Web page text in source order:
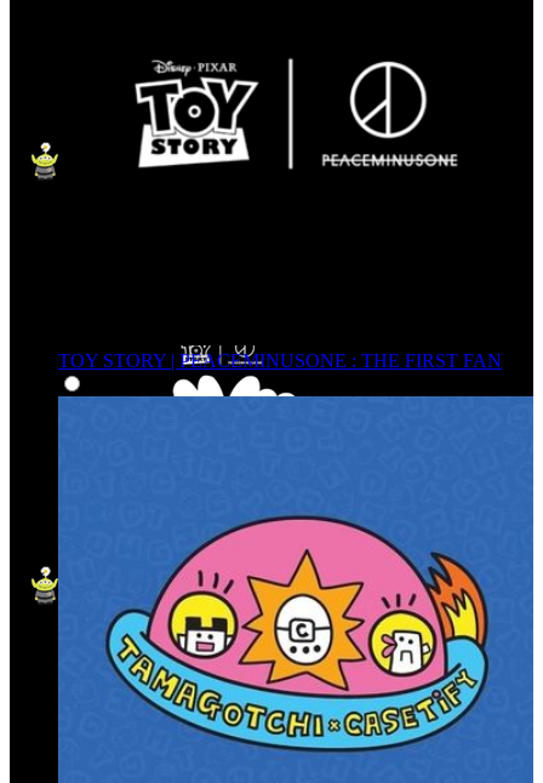
TOY STORY | PEACEMINUSONE : THE FIRST FAN